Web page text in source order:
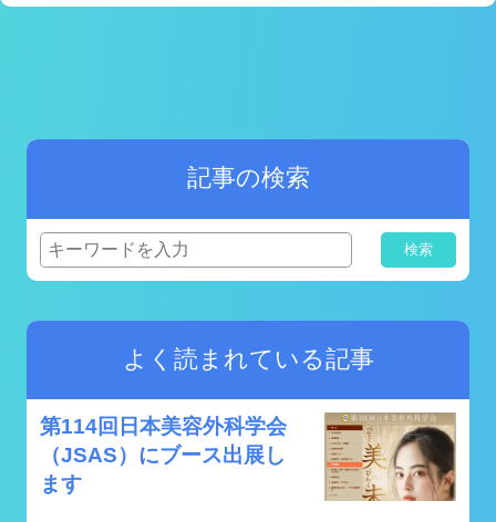
記事の検索
検索
よく読まれている記事
第114回日本美容外科学会
（JSAS）にブース出展し
ます